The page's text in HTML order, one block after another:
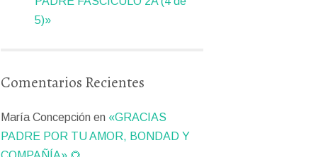
5)»
Comentarios Recientes
María Concepción en «GRACIAS
PADRE POR TU AMOR, BONDAD Y